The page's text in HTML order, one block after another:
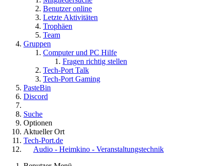
Benutzer online
Letzte Aktivitäten
Trophäen
Team
Gruppen
Computer und PC Hilfe
Fragen richtig stellen
Tech-Port Talk
Tech-Port Gaming
PasteBin
Discord
Suche
Optionen
Aktueller Ort
Tech-Port.de
Audio - Heimkino - Veranstaltungstechnik